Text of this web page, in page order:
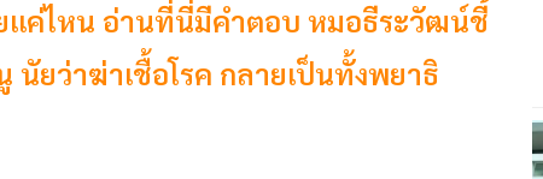
แค่ไหน อ่านที่นี่มีคำตอบ หมอธีระวัฒน์ชี้
ยว่าฆ่าเชื้อโรค กลายเป็นทั้งพยาธิ